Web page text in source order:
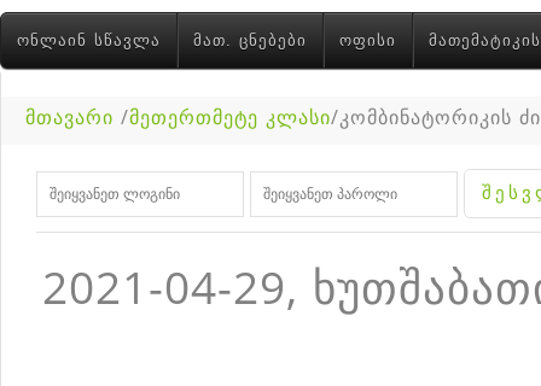
ᲝᲜᲚᲐᲘᲜ ᲡᲬᲐᲕᲚᲐ ᲛᲐᲗ. ᲪᲜᲔᲑᲔᲑᲘ ᲝᲤᲘᲡᲘ
მთავარი /მეთერთმეტე კლასი/კომბინატორიკის
2021-04-29,